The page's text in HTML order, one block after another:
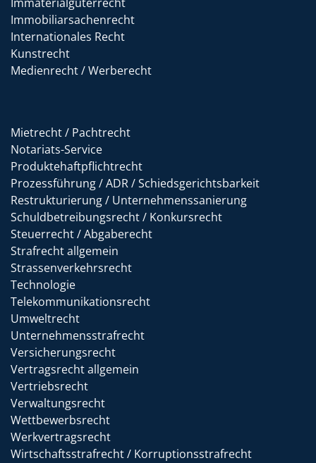
Immaterialgüterrecht
Immobiliarsachenrecht
Internationales Recht
Kunstrecht
Medienrecht / Werberecht
Mietrecht / Pachtrecht
Notariats-Service
Produktehaftpflichtrecht
Prozessführung / ADR / Schiedsgerichtsbarkeit
Restrukturierung / Unternehmenssanierung
Schuldbetreibungsrecht / Konkursrecht
Steuerrecht / Abgaberecht
Strafrecht allgemein
Strassenverkehrsrecht
Technologie
Telekommunikationsrecht
Umweltrecht
Unternehmensstrafrecht
Versicherungsrecht
Vertragsrecht allgemein
Vertriebsrecht
Verwaltungsrecht
Wettbewerbsrecht
Werkvertragsrecht
Wirtschaftsstrafrecht / Korruptionsstrafrecht